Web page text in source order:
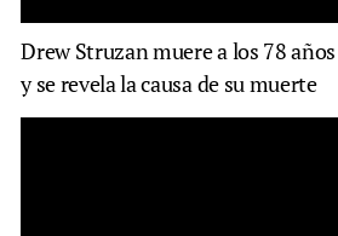
Drew Struzan muere a los 78 años
y se revela la causa de su muerte